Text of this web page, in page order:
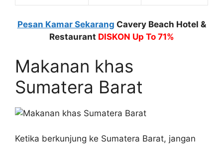
Pesan Kamar Sekarang Cavery Beach Hotel &
Restaurant DISKON Up To 71%
Makanan khas
Sumatera Barat
Ketika berkunjung ke Sumatera Barat, jangan